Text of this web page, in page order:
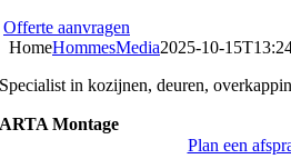
Offerte aanvragen
HomeHommesMedia2025-10-
Specialistin kozijnen, deuren, o
ARTA Montage
Plan een